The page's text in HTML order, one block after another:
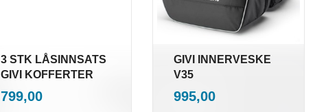
3 STK LÅSINNSATS
GIVI KOFFERTER
Pris
799,00
GIVI INNERVESKE
V35
Pris
995,00